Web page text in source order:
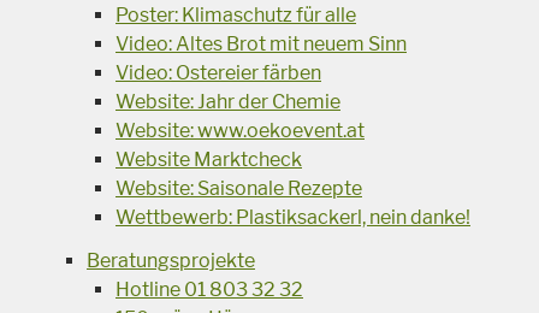
Poster: Klimaschutz für alle
Video: Altes Brot mit neuem Sinn
Video: Ostereier färben
Website: Jahr der Chemie
Website: www.oekoevent.at
Website Marktcheck
Website: Saisonale Rezepte
Wettbewerb: Plastiksackerl, nein danke!
Beratungsprojekte
Hotline 01 803 32 32